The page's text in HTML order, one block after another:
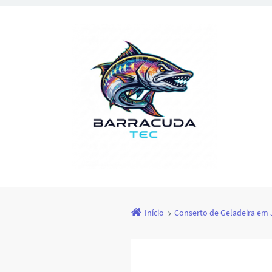
Início Conserto de Geladeira em